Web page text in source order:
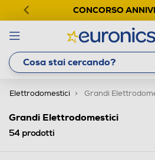
CONCORSO
Elettrodomestici Grandi
Grandi Elettrodomestici
54prodotti